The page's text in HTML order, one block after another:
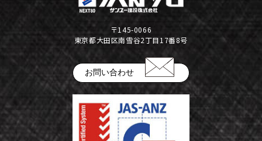
〒145-0066
東京都大田区南雪谷2丁目17番8号
お問い合わせ